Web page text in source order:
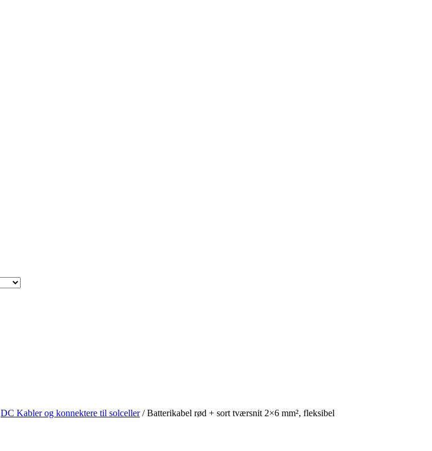
DC Kabler og konnektere til solceller/ Batterikabel rød + sort tværsnit 2×6 mm², fleksibel